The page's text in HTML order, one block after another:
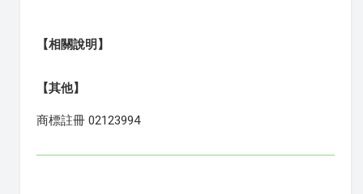
【相關說明】
【其他】
商標註冊 02123994